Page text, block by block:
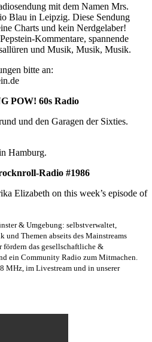
mit dem Namen Mrs.
Blau in Leipzig. Diese Sendung
Charts und kein Nerdgelaber!
Kommentare, spannende
und Musik, Musik, Musik.
bitte an:
POW! 60s Radio
und den Garagen der Sixties.
Hamburg.
Radio #1986
Elizabeth on this week’s episode of
& Umgebung: selbstverwaltet,
Themen abseits des Mainstreams
fördern das gesellschaftliche &
ein Community Radio zum Mitmachen.
MHz, im Livestream und in unserer